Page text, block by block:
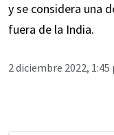
y se considera una
fuera de la India.
2 diciembre 2022, 1:45